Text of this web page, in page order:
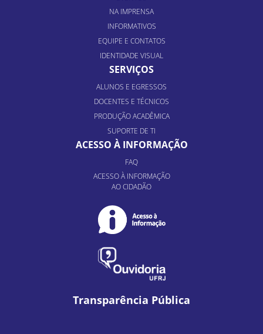
NA IMPRENSA
INFORMATIVOS
EQUIPE E CONTATOS
IDENTIDADE VISUAL
SERVIÇOS
ALUNOS E EGRESSOS
DOCENTES E TÉCNICOS
PRODUÇÃO ACADÊMICA
SUPORTE DE TI
ACESSO À INFORMAÇÃO
FAQ
ACESSO À INFORMAÇÃO
AO CIDADÃO
Transparência Pública